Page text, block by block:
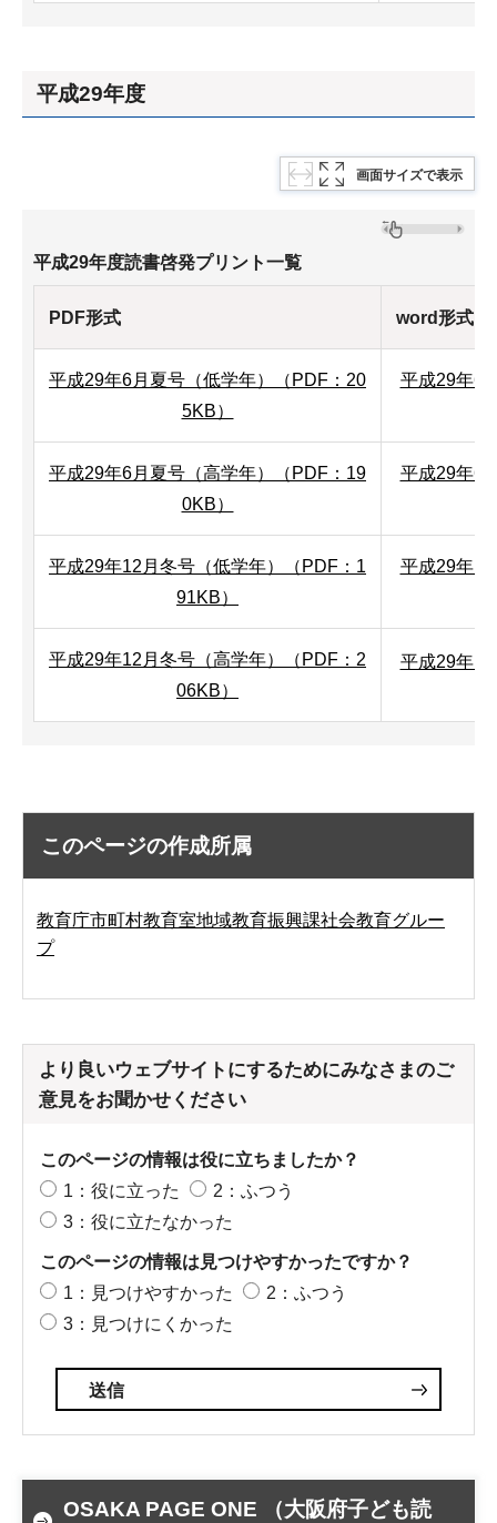
平成29年度
画面サイズで表示
平成29年度読書啓発プリント一覧
PDF形式 word形式
平成29年6月夏号（低学年）（PDF：20
5KB）
平成29年6
平成29年6月夏号（高学年）（PDF：19
0KB）
平成29年6
平成29年12月冬号（低学年）（PDF：1
91KB）
平成29年
平成29年12月冬号（高学年）（PDF：2
06KB）
平成29年
このページの作成所属
教育庁市町村教育室地域教育振興課社会教育グルー
プ
より良いウェブサイトにするためにみなさまのご
意見をお聞かせください
このページの情報は役に立ちましたか？
1：役に立った
2：ふつう
3：役に立たなかった
このページの情報は見つけやすかったですか？
1：見つけやすかった
2：ふつう
3：見つけにくかった
OSAKA PAGE ONE （大阪府子ども読